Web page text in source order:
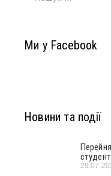
Ми у Facebook
Новини та події